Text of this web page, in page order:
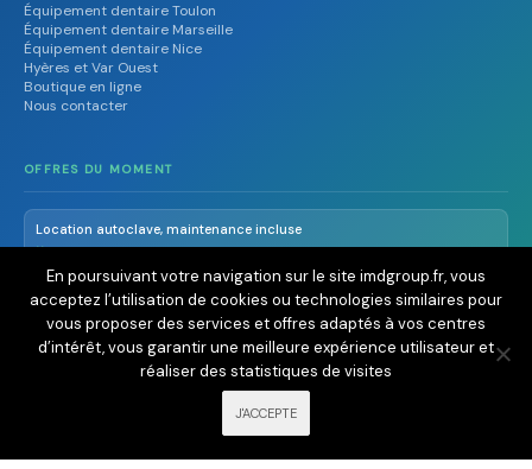
Fibre optique de photobiomulation – diamètre 8 mm Arc pour blanchiment et gestion de la douleur
Équipement dentaire Toulon
Équipement dentaire Marseille
Équipement dentaire Nice
Hyères et Var Ouest
Boutique en ligne
Nous contacter
OFFRES DU MOMENT
Location autoclave, maintenance incluse
Laser Lasotronix Smart ST Pro
Découvrir la gamme
Radioprotection OCR dès 290€ TTC/an
En poursuivant votre navigation sur le site imdgroup.fr, vous
acceptez l’utilisation de cookies ou technologies similaires pour
vous proposer des services et offres adaptés à vos centres
d’intérêt, vous garantir une meilleure expérience utilisateur et
réaliser des statistiques de visites
J'ACCEPTE